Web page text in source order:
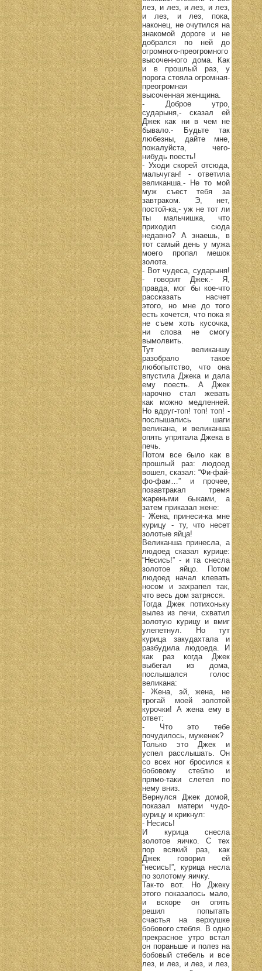
лез, и лез, и лез, и лез,
и лез, и лез, пока,
наконец, не очутился на
знакомой дороге и не
добрался по ней до
огромного-преогромного
высоченного дома. Как
и в прошлый раз, у
порога стояла огромная-
преогромная
высоченная женщина.
- Доброе утро,
сударыня,- сказал ей
Джек как ни в чем не
бывало.- Будьте так
любезны, дайте мне,
пожалуйста, чего-
нибудь поесть!
- Уходи скорей отсюда,
мальчуган! - ответила
великанша.- Не то мой
муж съест тебя за
завтраком. Э, нет,
постой-ка,- уж не тот ли
ты мальчишка, что
приходил сюда
недавно? А знаешь, в
тот самый день у мужа
моего пропал мешок
золота.
- Вот чудеса, сударыня!
- говорит Джек.- Я,
правда, мог бы кое-что
рассказать насчет
этого, но мне до того
есть хочется, что пока я
не съем хоть кусочка,
ни слова не смогу
вымолвить.
Тут великаншу
разобрало такое
любопытство, что она
впустила Джека и дала
ему поесть. А Джек
нарочно стал жевать
как можно медленней.
Но вдруг-топ! топ! топ! -
послышались шаги
великана, и великанша
опять упрятала Джека в
печь.
Потом все было как в
прошлый раз: людоед
вошел, сказал: “Фи-фай-
фо-фам…” и прочее,
позавтракал тремя
жареными быками, а
затем приказал жене:
- Жена, принеси-ка мне
курицу - ту, что несет
золотые яйца!
Великанша принесла, а
людоед сказал курице:
“Несись!” - и та снесла
золотое яйцо. Потом
людоед начал клевать
носом и захрапел так,
что весь дом затрясся.
Тогда Джек потихоньку
вылез из печи, схватил
золотую курицу и вмиг
улепетнул. Но тут
курица закудахтала и
разбудила людоеда. И
как раз когда Джек
выбегал из дома,
послышался голос
великана:
- Жена, эй, жена, не
трогай моей золотой
курочки! А жена ему в
ответ:
- Что это тебе
почудилось, муженек?
Только это Джек и
успел расслышать. Он
со всех ног бросился к
бобовому стеблю и
прямо-таки слетел по
нему вниз.
Вернулся Джек домой,
показал матери чудо-
курицу и крикнул:
- Несись!
И курица снесла
золотое яичко. С тех
пор всякий раз, как
Джек говорил ей
“несись!”, курица несла
по золотому яичку.
Так-то вот. Но Джеку
этого показалось мало,
и вскоре он опять
решил попытать
счастья на верхушке
бобового стебля. В одно
прекрасное утро встал
он пораньше и полез на
бобовый стебель и все
лез, и лез, и лез, и лез,